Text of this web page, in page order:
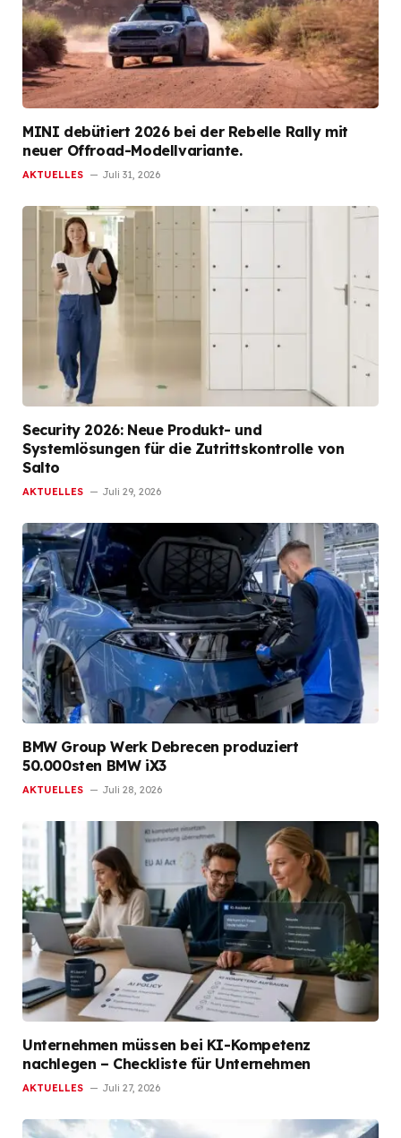
MINI debütiert 2026 bei der Rebelle Rally mit
neuer Offroad-Modellvariante.
AKTUELLES Juli 31, 2026
Security 2026: Neue Produkt- und
Systemlösungen für die Zutrittskontrolle von
Salto
AKTUELLES Juli 29, 2026
BMW Group Werk Debrecen produziert
50.000sten BMW iX3
AKTUELLES Juli 28, 2026
Unternehmen müssen bei KI-Kompetenz
nachlegen – Checkliste für Unternehmen
AKTUELLES Juli 27, 2026